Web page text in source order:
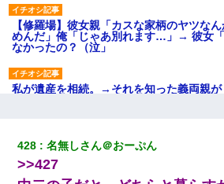
【修羅場】彼女親「カスな家柄のヤツな
めんだ」俺「じゃあ別れます…」→ 彼女
なかったの？（泣」
私が遺産を相続。→それを知った義両親が
【衝撃】職場に入って来た綺麗な新人さ
に → 新人「ドンッ！」私「！？」→ 突然
428 名無しさん＠おーぷん
>>427